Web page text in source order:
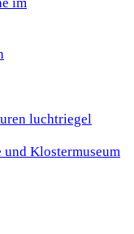
Klostermuseum